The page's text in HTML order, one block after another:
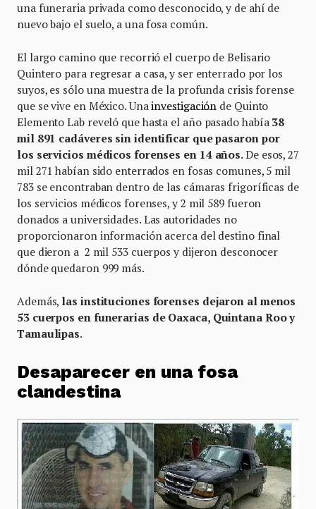
una funeraria privada como desconocido, y de ahí de
nuevo bajo el suelo, a una fosa común.
El largo camino que recorrió el cuerpo de Belisario
Quintero para regresar a casa, y ser enterrado por los
suyos, es sólo una muestra de la profunda crisis forense
que se vive en México. Unainvestigación de Quinto
Elemento Lab reveló que hasta el año pasado había 38
mil 891 cadáveres sin identificar que pasaron por
los servicios médicos forenses en 14 años. De esos, 27
mil 271 habían sido enterrados en fosas comunes, 5 mil
783 se encontraban dentro de las cámaras frigoríficas de
los servicios médicos forenses, y 2 mil 589 fueron
donados a universidades. Las autoridades no
proporcionaron información acerca del destino final
que dieron a 2 mil 533 cuerpos y dijeron desconocer
dónde quedaron 999 más.
Además, las instituciones forenses dejaron al menos
53 cuerpos en funerarias de Oaxaca, Quintana Roo y
Tamaulipas.
Desaparecer en una fosa
clandestina